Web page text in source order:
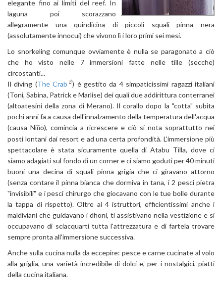
elegante fino ai limiti del reef. In
laguna poi scorazzano
allegramente una quindicina di piccoli squali pinna nera
(assolutamente innocui) che vivono lì i loro primi sei mesi.
Lo snorkeling comunque ovviamente è nulla se paragonato a ciò
che ho visto nelle 7 immersioni fatte nelle tille (secche)
circostanti...
Il diving (The Crab
) è gestito da 4 simpaticissimi ragazzi italiani
(Toni, Sabina, Patrick e Marlise) dei quali due addirittura conterranei
(altoatesini della zona di Merano). Il corallo dopo la "cotta" subita
pochi anni fa a causa dell'innalzamento della temperatura dell'acqua
(causa Niño), comincia a ricrescere e ciò si nota soprattutto nei
posti lontani dai resort e ad una certa profondità. L'immersione più
spettacolare è stata sicuramente quella di Atabu Tilla, dove ci
siamo adagiati sul fondo di un corner e ci siamo goduti per 40 minuti
buoni una decina di squali pinna grigia che ci giravano attorno
(senza contare il pinna bianca che dormiva in tana, i 2 pesci pietra
"invisibili" e i pesci chirurgo che giocavano con le tue bolle durante
la tappa di rispetto). Oltre ai 4 istruttori, efficientissimi anche i
maldiviani che guidavano i dhoni, ti assistivano nella vestizione e si
occupavano di sciacquarti tutta l'attrezzatura e di fartela trovare
sempre pronta all'immersione successiva.
Anche sulla cucina nulla da eccepire: pesce e carne cucinate al volo
alla griglia, una varietà incredibile di dolci e, per i nostalgici, piatti
della cucina italiana.